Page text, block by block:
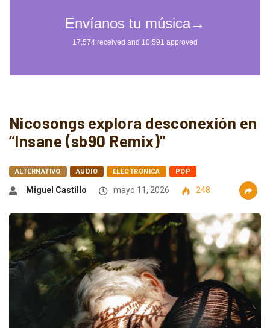
Nicosongs explora desconexión en
“Insane (sb90 Remix)”
ALTERNATIVO AUDIO ELECTRÓNICA POP
Miguel Castillo mayo 11, 2026 248